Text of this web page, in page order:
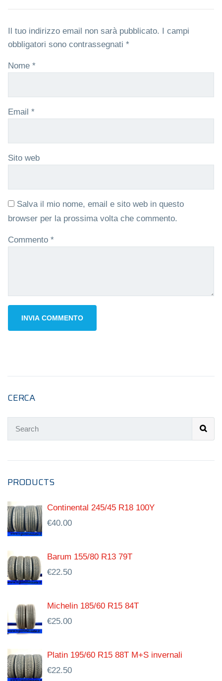
Il tuo indirizzo email non sarà pubblicato.
I campi
obbligatori sono contrassegnati *
Nome *
Email *
Sito web
Salva il mio nome, email e sito web in questo
browser per la prossima volta che commento.
Commento *
CERCA
PRODUCTS
Continental 245/45 R18 100Y
€40.00
Barum 155/80 R13 79T
€22.50
Michelin 185/60 R15 84T
€25.00
Platin 195/60 R15 88T M+S invernali
€22.50